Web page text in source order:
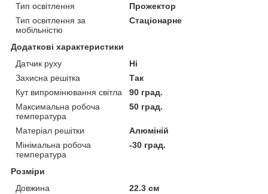
Тип освітлення
Прожектор
Тип освітлення за
мобільністю
Стаціонарне
Додаткові характеристики
Датчик руху
Ні
Захисна решітка
Так
Кут випромінювання світла
90 град.
Максимальна робоча
температура
50 град.
Матеріал решітки
Алюміній
Мінімальна робоча
температура
-30 град.
Розміри
Довжина
22.3 см